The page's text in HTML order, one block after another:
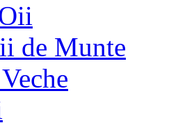
de Munte